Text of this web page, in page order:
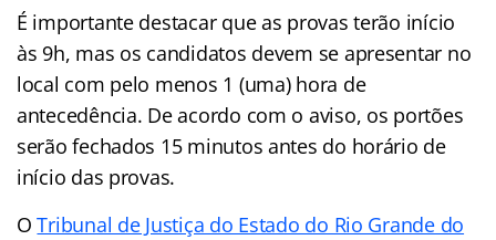
É importante destacar que as provas terão início
às 9h, mas os candidatos devem se apresentar no
local com pelo menos 1 (uma) hora de
antecedência. De acordo com o aviso, os portões
serão fechados 15 minutos antes do horário de
início das provas.
OTribunal de Justiça do Estado do Rio Grande do